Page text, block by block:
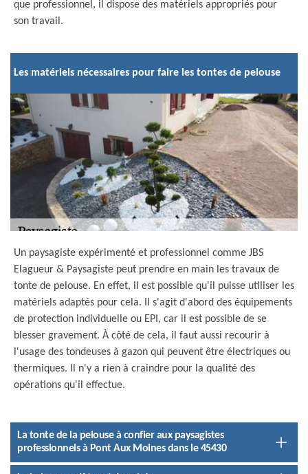
que professionnel, il dispose des matériels appropriés pour
son travail.
Les matériels nécessaires pour faire les tontes de pelouse
Un paysagiste expérimenté et professionnel comme JBS
Elagueur & Paysagiste peut prendre en main les travaux de
tonte de pelouse. En effet, il est possible qu'il puisse utiliser les
matériels adaptés pour cela. Il s'agit d'abord des équipements
de protection individuelle ou EPI, car il est possible de se
blesser gravement. À côté de cela, il faut aussi recourir à
l'usage des tondeuses à gazon qui peuvent être électriques ou
thermiques. Il n'y a rien à craindre pour la qualité des
opérations qu'il effectue.
La tonte de la pelouse à confier aux paysagistes
professionnels à Pont Aux Moines dans le 45430